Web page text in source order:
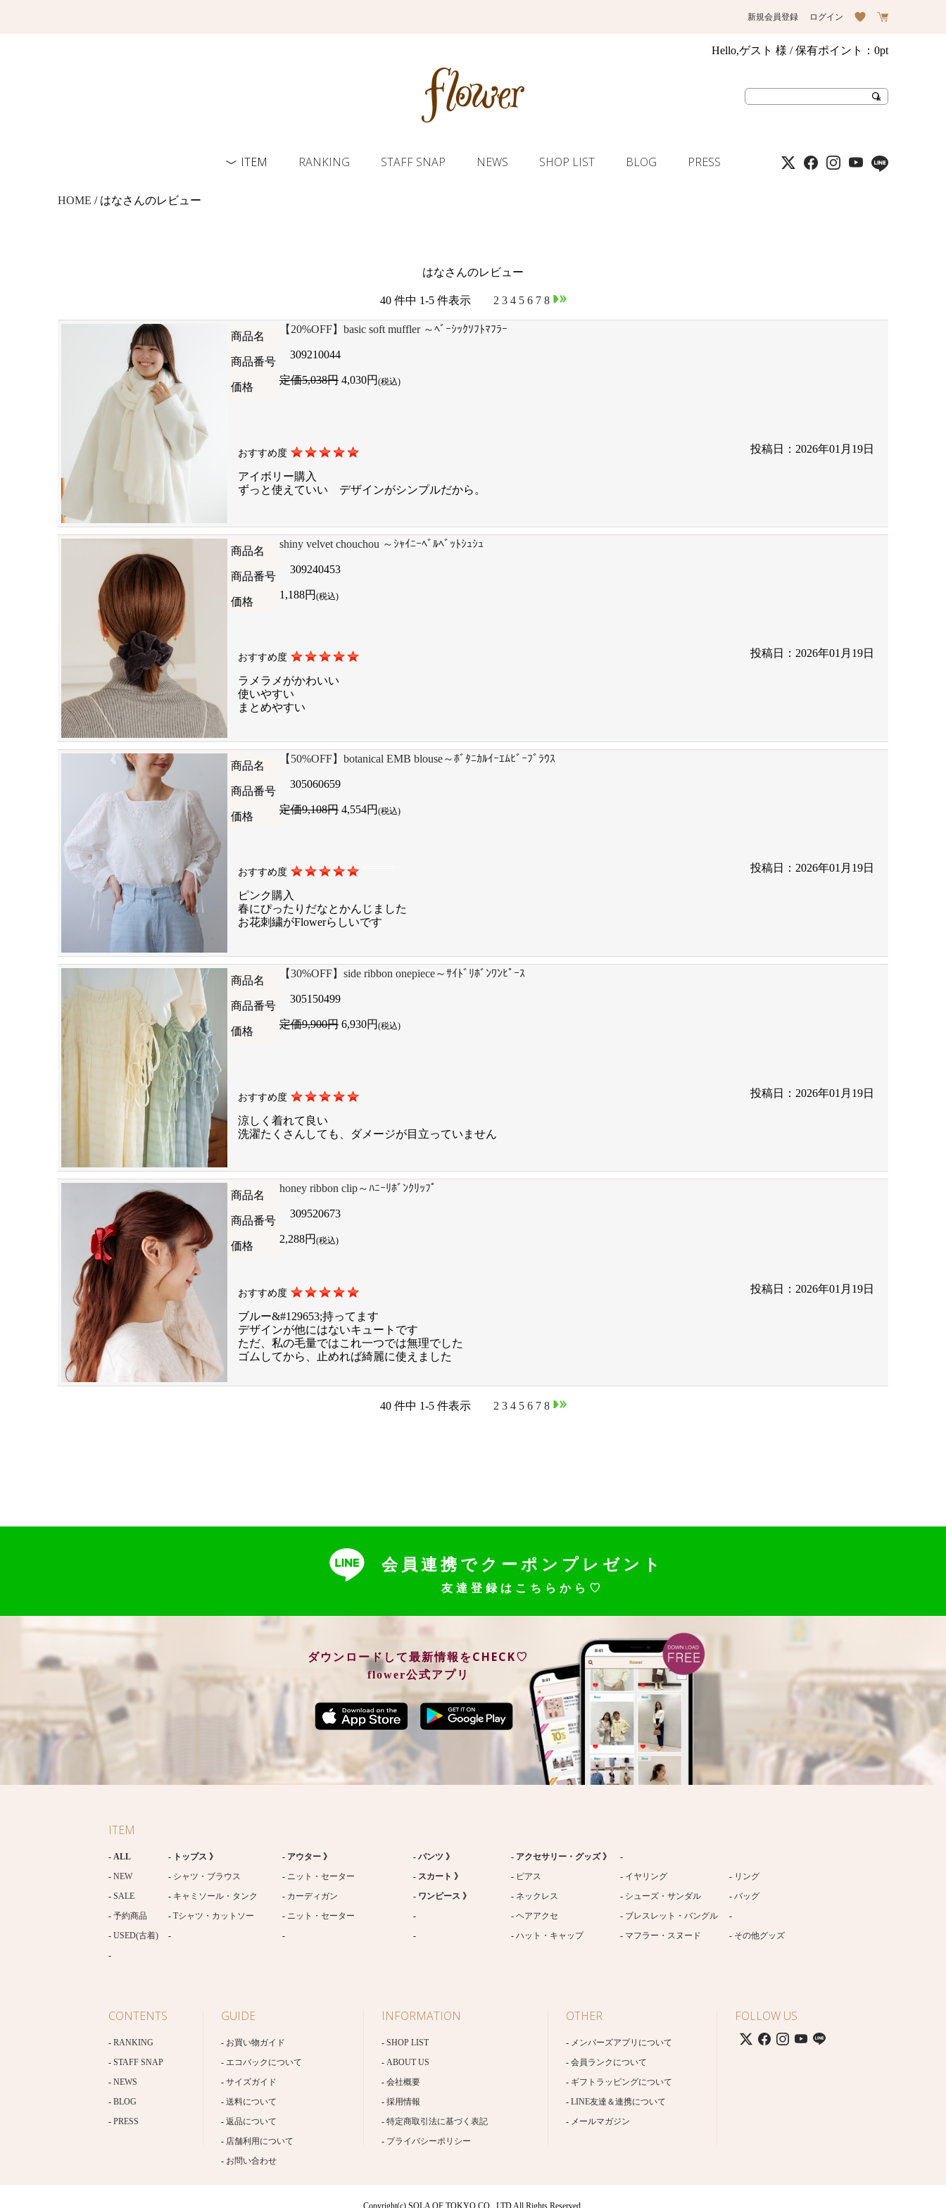
新規会員登録 ログイン
Hello,ゲスト 様 / 保有ポイント： 0pt
ITEM RANKING STAFF SNAP NEWS SHOP LIST BLOG PRESS
HOME / はなさんのレビュー
はなさんのレビュー
40 件中 1-5 件表示 2 3 4 5 6 7 8
商品名
【20%OFF】basic soft muffler ～ﾍﾞｰｼｯｸｿﾌﾄﾏﾌﾗｰ
商品番号
309210044
価格
定価5,038円 4,030円 (税込)
投稿日：2026年01月19日
おすすめ度
アイボリー購入
ずっと使えていい デザインがシンプルだから。
商品名
shiny velvet chouchou ～ｼｬｲﾆｰﾍﾞﾙﾍﾞｯﾄｼｭｼｭ
商品番号
309240453
価格
1,188円 (税込)
投稿日：2026年01月19日
おすすめ度
ラメラメがかわいい
使いやすい
まとめやすい
商品名
【50%OFF】botanical EMB blouse～ﾎﾞﾀﾆｶﾙｲｰｴﾑﾋﾞｰﾌﾞﾗｳｽ
商品番号
305060659
価格
定価9,108円 4,554円 (税込)
投稿日：2026年01月19日
おすすめ度
ピンク購入
春にぴったりだなとかんじました
お花刺繍がFlowerらしいです
商品名
【30%OFF】side ribbon onepiece～ｻｲﾄﾞﾘﾎﾞﾝﾜﾝﾋﾟｰｽ
商品番号
305150499
価格
定価9,900円 6,930円 (税込)
投稿日：2026年01月19日
おすすめ度
涼しく着れて良い
洗濯たくさんしても、ダメージが目立っていません
商品名
honey ribbon clip～ﾊﾆｰﾘﾎﾞﾝｸﾘｯﾌﾟ
商品番号
309520673
価格
2,288円 (税込)
投稿日：2026年01月19日
おすすめ度
ブルー&#129653;持ってます
デザインが他にはないキュートです
ただ、私の毛量ではこれ一つでは無理でした
ゴムしてから、止めれば綺麗に使えました
40 件中 1-5 件表示 2 3 4 5 6 7 8
会員連携でクーポンプレゼント
友達登録はこちらから♡
ダウンロードして最新情報をCHECK♡
flower公式アプリ
ITEM
ALL トップス 》 アウター 》 パンツ 》
アクセサリー・グッズ 》
NEW
シャツ・ブラウス ニット・セーター スカート 》 ピアス イヤリング
リング
SALE
キャミソール・タンク カーディガン ワンピース 》 ネックレス シューズ・サンダル
バッグ
予約商品
Tシャツ・カットソー ニット・セーター ヘアアクセ
ブレスレット・バングル
USED(古着)
ハット・キャップ マフラー・スヌード その他グッズ
CONTENTS
RANKING
STAFF SNAP
NEWS
BLOG
PRESS
GUIDE
お買い物ガイド
エコバックについて
サイズガイド
送料について
返品について
店舗利用について
お問い合わせ
INFORMATION
SHOP LIST
ABOUT US
会社概要
採用情報
特定商取引法に基づく表記
プライバシーポリシー
OTHER
メンバーズアプリについて
会員ランクについて
ギフトラッピングについて
LINE友達＆連携について
メールマガジン
FOLLOW US
Copyright(c) SOLA OF TOKYO CO., LTD All Rights Reserved.